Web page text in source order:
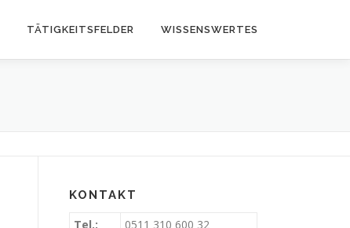
TÄTIGKEITSFELDER WISSENSWERTES
KONTAKT
Tel.:
0511 310 600 32